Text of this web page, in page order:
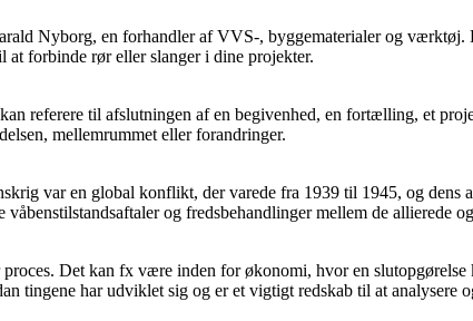
Nyborg, en forhandler af VVS-, byggematerialer og
forbinde rør eller slanger i dine projekter.
referere til afslutningen af en begivenhed, en fortælling, et
mellemrummet eller forandringer.
var en global konflikt, der varede fra 1939 til 1945, og dens
og fredsbehandlinger mellem de allierede
Det kan fx være inden for økonomi, hvor en
tingene har udviklet sig og er et vigtigt redskab til at analysere